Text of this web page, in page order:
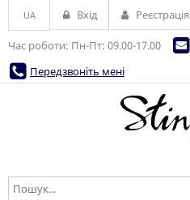
Час роботи: Пн-Пт: 09.00-17.00
Передзвоніть мені
UA Вхід Реєстрація